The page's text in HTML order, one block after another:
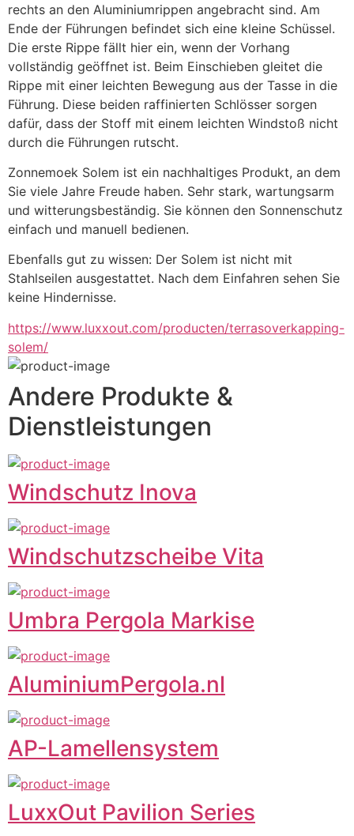
rechts an den Aluminiumrippen angebracht sind. Am
Ende der Führungen befindet sich eine kleine Schüssel.
Die erste Rippe fällt hier ein, wenn der Vorhang
vollständig geöffnet ist. Beim Einschieben gleitet die
Rippe mit einer leichten Bewegung aus der Tasse in die
Führung. Diese beiden raffinierten Schlösser sorgen
dafür, dass der Stoff mit einem leichten Windstoß nicht
durch die Führungen rutscht.
Zonnemoek Solem ist ein nachhaltiges Produkt, an dem
Sie viele Jahre Freude haben. Sehr stark, wartungsarm
und witterungsbeständig. Sie können den Sonnenschutz
einfach und manuell bedienen.
Ebenfalls gut zu wissen: Der Solem ist nicht mit
Stahlseilen ausgestattet. Nach dem Einfahren sehen Sie
keine Hindernisse.
https://www.luxxout.com/producten/terrasoverkapping-
solem/
Andere Produkte &
Dienstleistungen
Windschutz Inova
Windschutzscheibe Vita
Umbra Pergola Markise
AluminiumPergola.nl
AP-Lamellensystem
LuxxOut Pavilion Series